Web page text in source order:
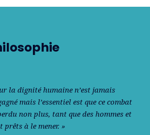
la dignité humaine n’est jamais
mais l’essentiel est que ce combat
non plus, tant que des hommes et
prêts à le mener. »